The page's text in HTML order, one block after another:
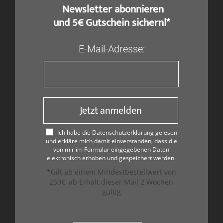
​ Newsletter abonnieren
und 5€ Gutschein sichern!*
E-Mail-Adresse:
Jetzt anmelden
Ich habe die Datenschutzerklärung gelesen
und erkläre mich damit einverstanden, dass die
von mir im Formular eingegebenen Daten
elektronisch erhoben und gespeichert werden.
*Gilt ab einem Mindestbestellwert von
250€, ab Erhalt dieser Mail 2 Wochen
gültig